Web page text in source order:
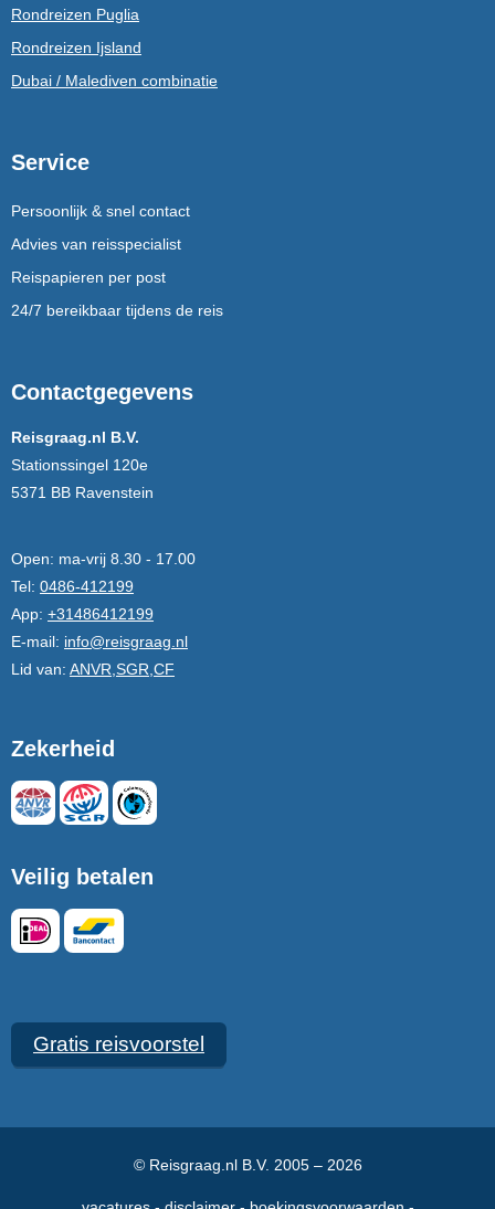
Rondreizen Puglia
Rondreizen Ijsland
Dubai / Malediven combinatie
Service
Persoonlijk & snel contact
Advies van reisspecialist
Reispapieren per post
24/7 bereikbaar tijdens de reis
Contactgegevens
Reisgraag.nl B.V.
Stationssingel 120e
5371 BB Ravenstein
Open: ma-vrij 8.30 - 17.00
Tel: 0486-412199
App: +31486412199
E-mail: info@reisgraag.nl
Lid van: ANVR,SGR,CF
Zekerheid
Veilig betalen
Gratis reisvoorstel
© Reisgraag.nl B.V. 2005 – 2026